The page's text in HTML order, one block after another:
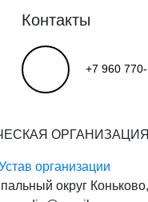
Контакты
+7 960
организации
округ